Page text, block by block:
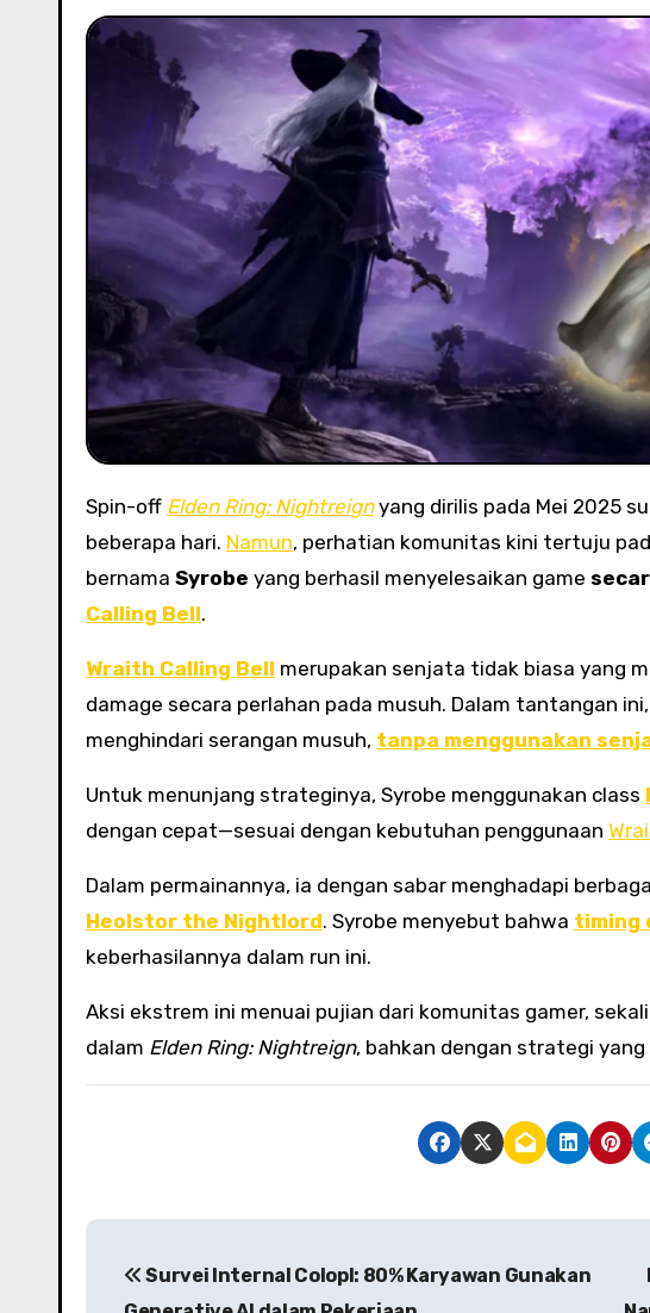
Spin-off Elden Ring: Nightreignyang dirilis pada Mei 2025
beberapa hari. Namun, perhatian komunitas kini tertuju
bernama Syrobe yang berhasil menyelesaikan game
Calling Bell.
Wraith Calling Bell merupakan senjata tidak biasa yang
damage secara perlahan pada musuh. Dalam tantangan
menghindari serangan musuh, tanpa menggunakan
Untuk menunjang strateginya, Syrobe menggunakan class
dengan cepat—sesuai dengan kebutuhan penggunaan
Dalam permainannya, ia dengan sabar menghadapi
Heolstor the Nightlord. Syrobe menyebut bahwa timing
keberhasilannya dalam run ini.
Aksi ekstrem ini menuai pujian dari komunitas gamer,
dalam Elden Ring: Nightreign, bahkan dengan strategi
Survei Internal Colopl: 80% Karyawan Gunakan